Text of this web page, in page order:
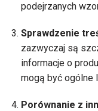
podejrzanych
Sprawdzenie
zazwyczaj są
informacje o
mogą być ogólne
Porównanie z